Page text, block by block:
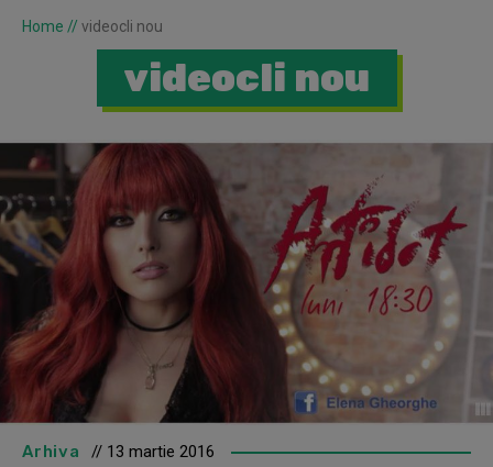
Home // videocli nou
videocli nou
Arhiva // 13 martie 2016